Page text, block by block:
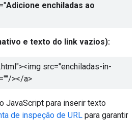
Adicione enchiladas ao
e texto do link vazios):
src="enchiladas-in-
></a>
JavaScript para inserir texto
de inspeção de URL para garantir